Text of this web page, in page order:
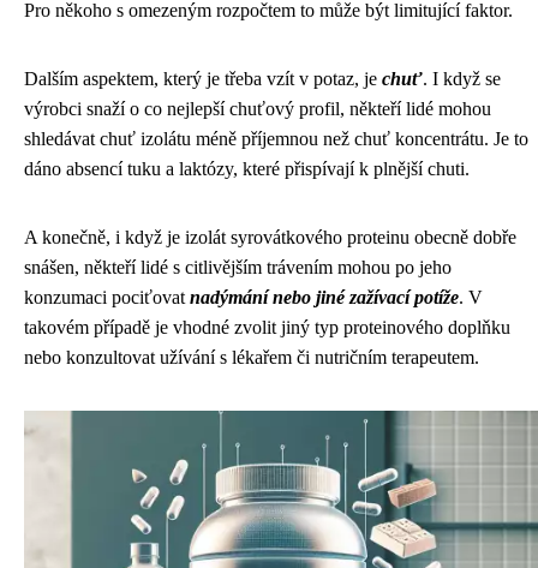
Pro někoho s omezeným rozpočtem to může být limitující faktor.
Dalším aspektem, který je třeba vzít v potaz, je chuť. I když se
výrobci snaží o co nejlepší chuťový profil, někteří lidé mohou
shledávat chuť izolátu méně příjemnou než chuť koncentrátu. Je to
dáno absencí tuku a laktózy, které přispívají k plnější chuti.
A konečně, i když je izolát syrovátkového proteinu obecně dobře
snášen, někteří lidé s citlivějším trávením mohou po jeho
konzumaci pociťovat nadýmání nebo jiné zažívací potíže. V
takovém případě je vhodné zvolit jiný typ proteinového doplňku
nebo konzultovat užívání s lékařem či nutričním terapeutem.